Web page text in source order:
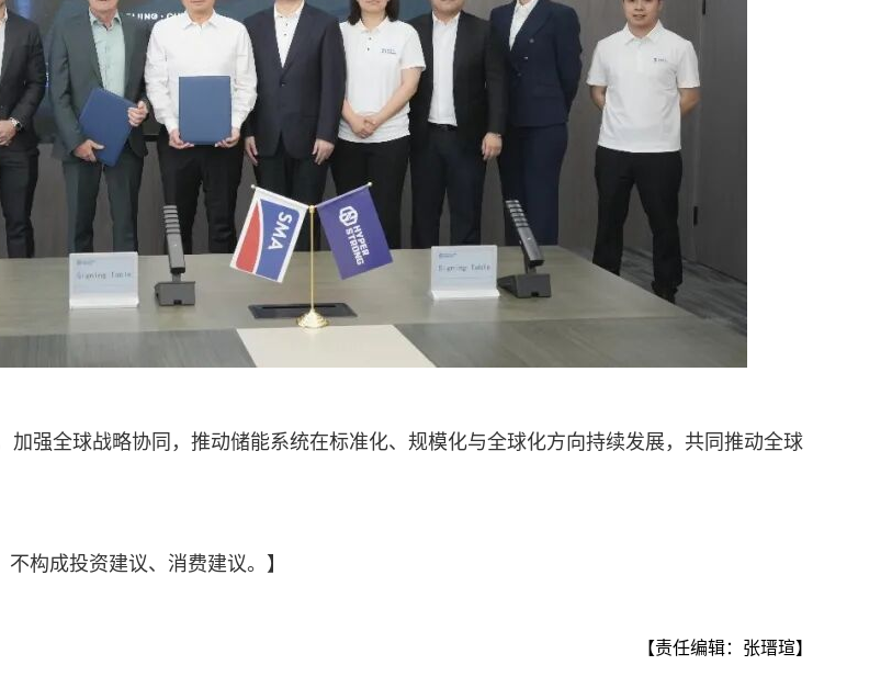
强全球战略协同，推动储能系统在标准化、规模化与全球化方向持续发展，共同推动全球
构成投资建议、消费建议。】
【责任编辑：张瑨瑄】